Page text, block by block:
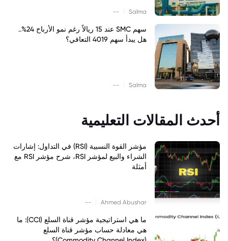
Salma
--
سهم SMC عند 15 ريالاً رغم نمو الأرباح 24%..
هل يبدأ سهم 4019 التعافي؟
Salma
--
أحدث المقالات التعليمية
مؤشر القوة النسبية (RSI) في التداول: إشارات
الشراء والبيع لمؤشر RSI، شرح مؤشر RSI مع
أمثلة
Ahmed Abushar
--
ما هي استراتيجية مؤشر قناة السلع (CCI): ما
هي معادلة حساب مؤشر قناة السلع